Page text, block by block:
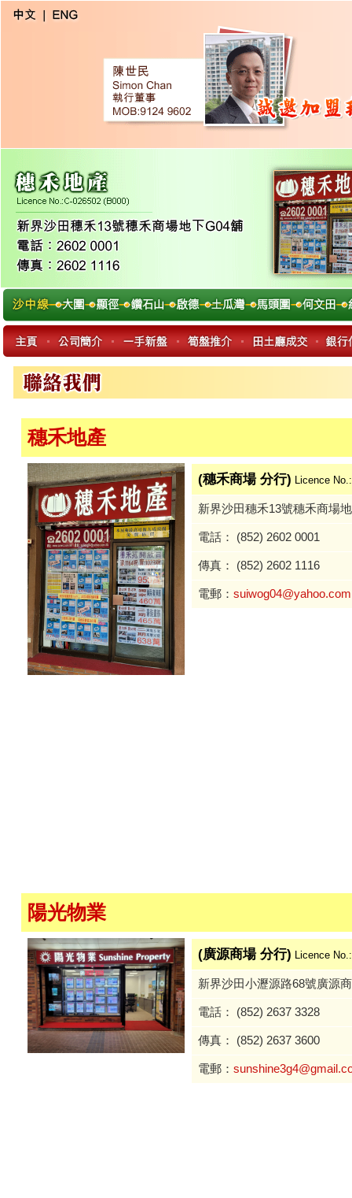
穗禾地產
(穗禾商場 分行) Licence
新界沙田穗禾13號穗禾商場
電話： (852) 2602 0001
傳真： (852) 2602 1116
電郵：
陽光物業
(廣源商場 分行) Licence
新界沙田小瀝源路68號廣源
電話： (852) 2637 3328
傳真： (852) 2637 3600
電郵：